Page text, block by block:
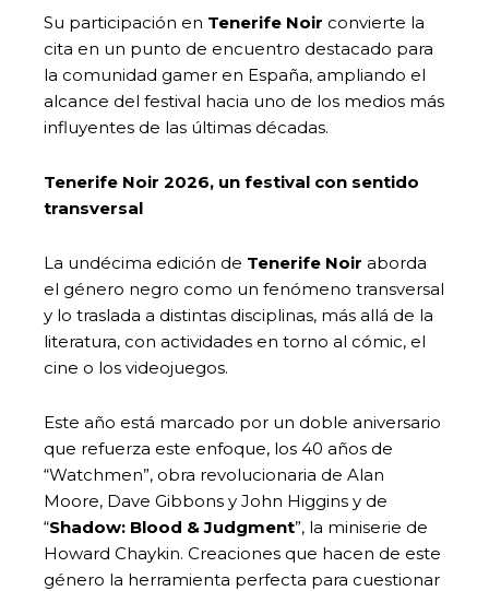
Su participación en Tenerife Noir convierte la
cita en un punto de encuentro destacado para
la comunidad gamer en España, ampliando el
alcance del festival hacia uno de los medios más
influyentes de las últimas décadas.
Tenerife Noir 2026, un festival con sentido
transversal
La undécima edición de Tenerife Noir aborda
el género negro como un fenómeno transversal
y lo traslada a distintas disciplinas, más allá de la
literatura, con actividades en torno al cómic, el
cine o los videojuegos.
Este año está marcado por un doble aniversario
que refuerza este enfoque, los 40 años de
“Watchmen”, obra revolucionaria de Alan
Moore, Dave Gibbons y John Higgins y de
“Shadow: Blood & Judgment”, la miniserie de
Howard Chaykin. Creaciones que hacen de este
género la herramienta perfecta para cuestionar